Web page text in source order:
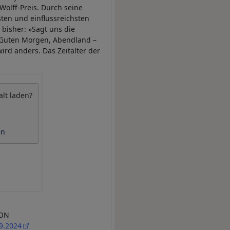
Preis. Durch seine
und einflussreichsten
»Sagt uns die
Morgen, Abendland –
anders. Das Zeitalter der
laden?